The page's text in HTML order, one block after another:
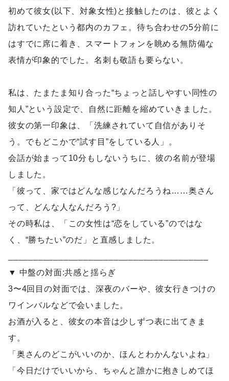
初めて彼女(以下、対象女性)と接触したのは、彼とよく
訪れていたという都内のカフェ。待ち合わせの5分前に
はすでに席に着き、スマートフォンを眺める無防備な
表情が印象的でした。名刺も敬語も要らない。
私は、たまたま知り合った“ちょっと話しやすい同性の
知人”という設定で、自然に距離を縮めていきました。
彼女の第一印象は、「洗練されていて自信がありそ
う。でもどこかで“試す目”をしている人」。
会話が始まって10分もしないうちに、彼の名前が登場
しました。
「彼って、家ではどんな感じなんだろうね……奥さん
って、どんな人なんだろう?」
その時私は、「この女性は“恋をしている”のではな
く、“勝ちたい”のだ」と直感しました。
▼ 中盤の対面:共感と揺らぎ
3〜4回目の対面では、深夜のバーや、彼女行きつけの
ワインバルなどで会いました。
お酒が入ると、彼女の本音は少しずつ表に出てきま
す。
「奥さんのどこがいいのか、ほんとわかんないよね」
「今日だけでいいから、ちゃんと誰かに抱きしめてほ